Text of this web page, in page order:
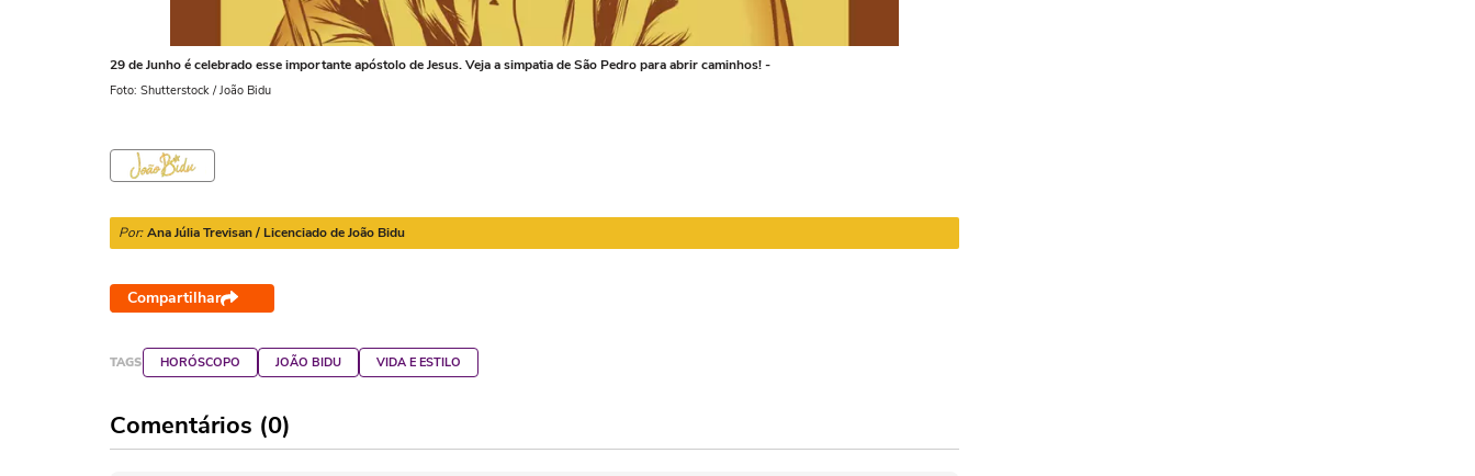
29 de Junho é celebrado esse importante apóstolo de Jesus. Veja a simpatia de São Pedro para abrir caminhos! -
Foto: Shutterstock / João Bidu
Por: Ana Júlia Trevisan / Licenciado de João Bidu
Compartilhar
TAGS HORÓSCOPO JOÃO BIDU VIDA E ESTILO
Comentários (0)